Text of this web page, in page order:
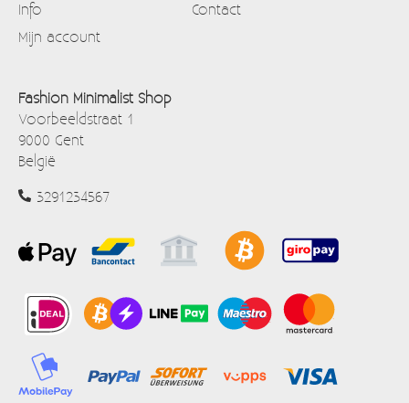
Info
Contact
Mijn account
Fashion Minimalist Shop
Voorbeeldstraat 1
9000 Gent
België
3291234567